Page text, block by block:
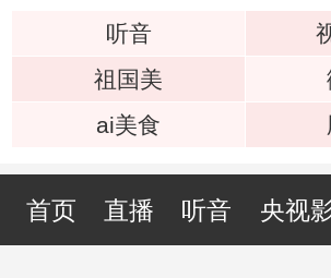
听音
祖国美
ai美食
首页 直播 听音 央视